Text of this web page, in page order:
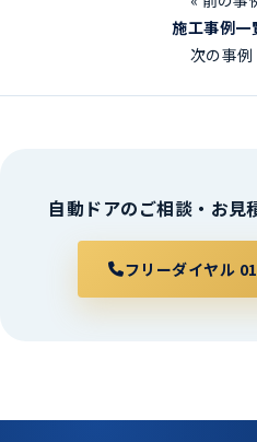
施工事例一
次の事例
自動ドアのご相談・お見
フリーダイヤル